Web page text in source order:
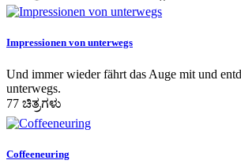
Impressionen von unterwegs
Und immer wieder fährt das Auge mit und
unterwegs.
77 ಚಿತ್ರಗಳು
Coffeeneuring